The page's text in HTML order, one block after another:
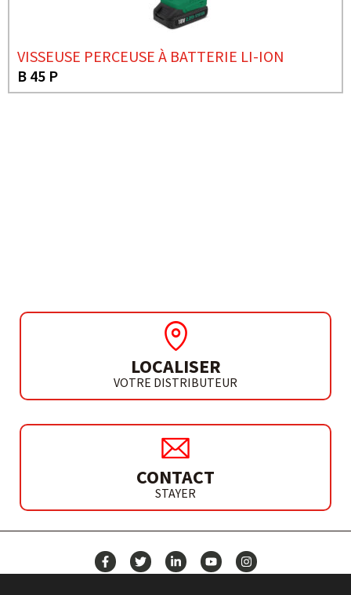
VISSEUSE PERCEUSE À BATTERIE LI-ION
B 45 P
LOCALISER
VOTRE DISTRIBUTEUR
CONTACT
STAYER